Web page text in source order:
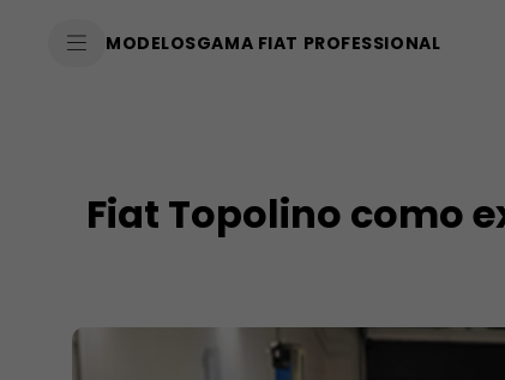
MODELOSGAMA FIAT PROFESSIONAL
Fiat Topolino como